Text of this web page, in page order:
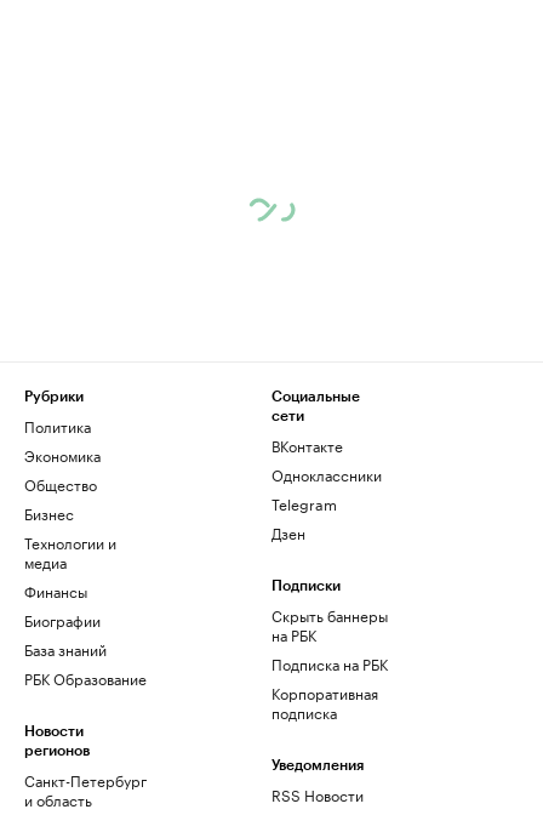
Рубрики
Политика
Экономика
Общество
Бизнес
Технологии и
медиа
Финансы
Биографии
База знаний
РБК Образование
Новости
регионов
Санкт-Петербург
и область
Социальные
сети
ВКонтакте
Одноклассники
Telegram
Дзен
Подписки
Скрыть баннеры
на РБК
Подписка на РБК
Корпоративная
подписка
Уведомления
RSS Новости